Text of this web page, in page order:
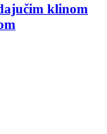
klinom